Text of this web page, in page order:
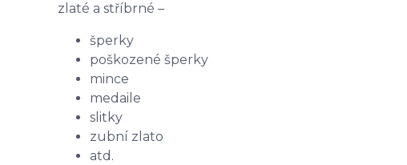
zlaté a stříbrné –
šperky
poškozené šperky
mince
medaile
slitky
zubní zlato
atd.